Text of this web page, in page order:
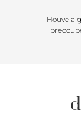
em branco.
composições.
com inspiração
Houve